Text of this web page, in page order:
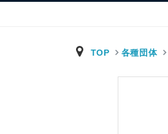
TOP 各種団体